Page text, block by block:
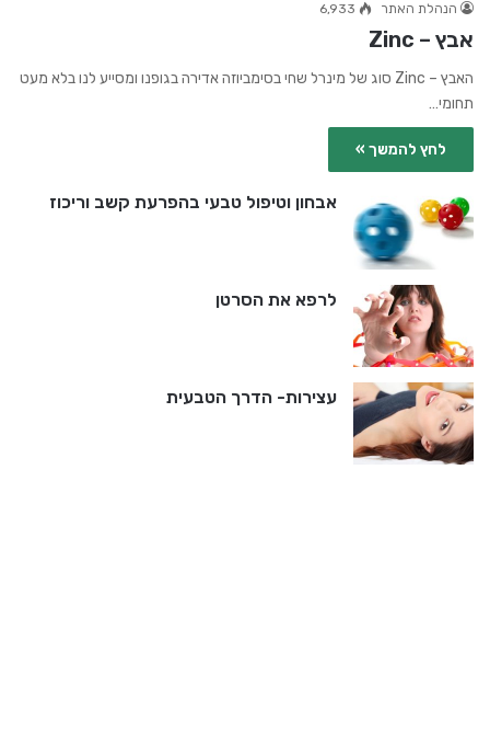
הנהלת האתר 6,933
אבץ – Zinc
האבץ – Zinc סוג של מינרל שחי בסימביוזה אדירה בגופנו ומסייע לנו בלא מעט
תחומי…
לחץ להמשך »
אבחון וטיפול טבעי בהפרעת קשב וריכוז
לרפא את הסרטן
עצירות- הדרך הטבעית